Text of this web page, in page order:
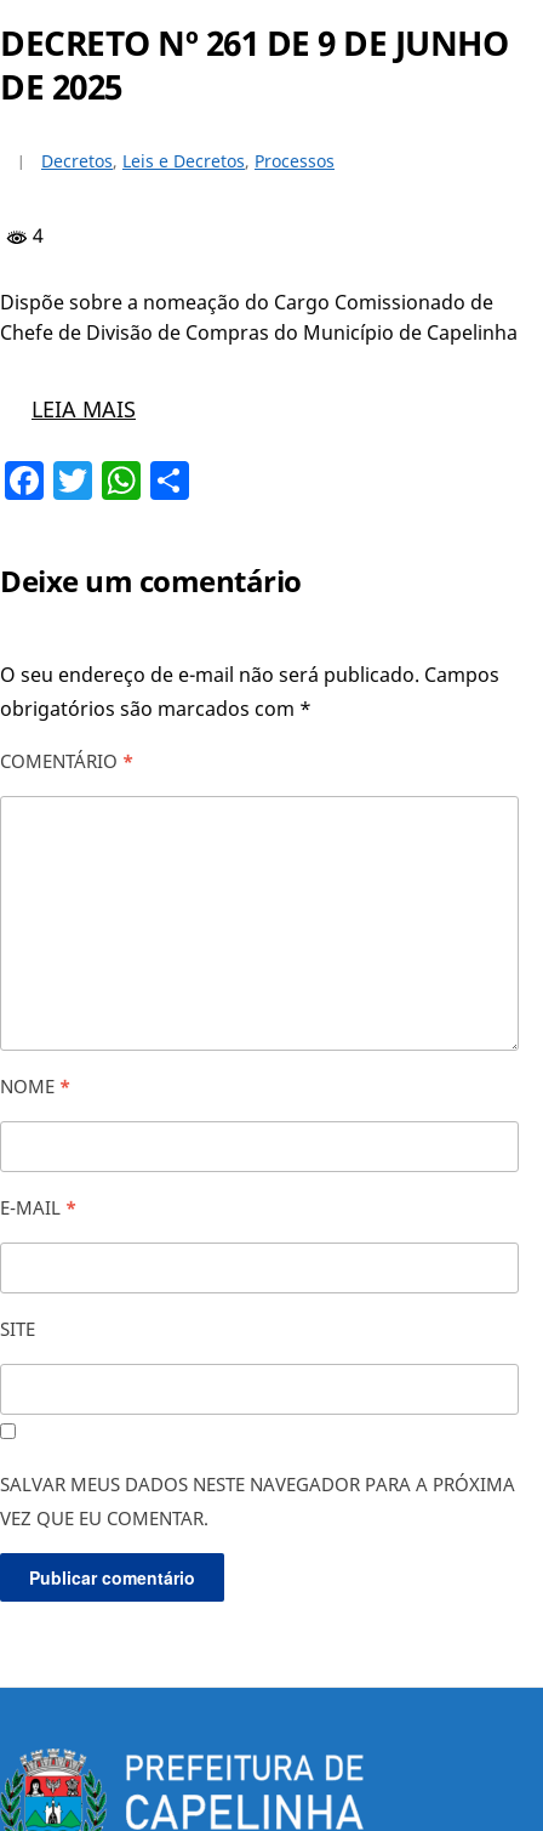
DECRETO Nº 261 DE 9 DE JUNHO
DE 2025
Decretos, Leis e Decretos, Processos
4
Dispõe sobre a nomeação do Cargo Comissionado de
Chefe de Divisão de Compras do Município de Capelinha
LEIA MAIS
Facebook
TwitterWhatsApp
Deixe um comentário
O seu endereço de e-mail não será publicado. Campos
obrigatórios são marcados com *
COMENTÁRIO *
NOME *
E-MAIL *
SITE
SALVAR MEUS DADOS NESTE NAVEGADOR PARA A PRÓXIMA
VEZ QUE EU COMENTAR.